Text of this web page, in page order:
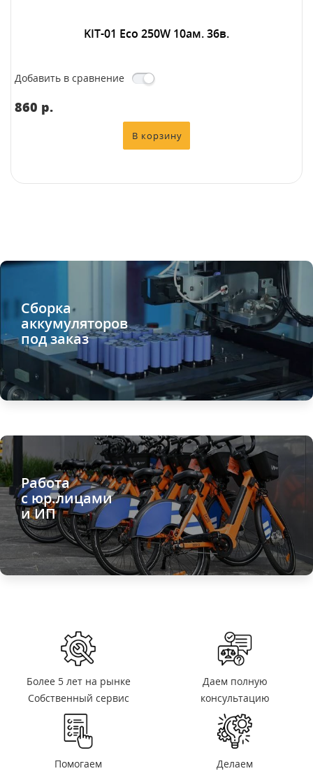
KIT-01 Eco 250W 10ам. 36в.
Добавить в сравнение
860 p.
Сборка
аккумуляторов
под заказ
Работа
с юр.лицами
и ИП
Более 5 лет на рынке
Собственный сервис
Даем полную
консультацию
Помогаем
Делаем